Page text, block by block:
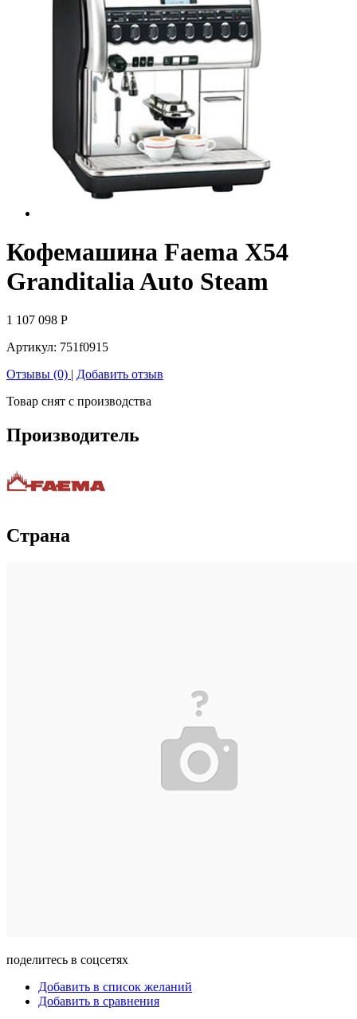
Кофемашина Faema X54
Granditalia Auto Steam
1 107 098 Р
Артикул: 751f0915
Отзывы (0) | Добавить отзыв
Товар снят с производства
Производитель
Страна
поделитесь в соцсетях
Добавить в список желаний
Добавить в сравнения